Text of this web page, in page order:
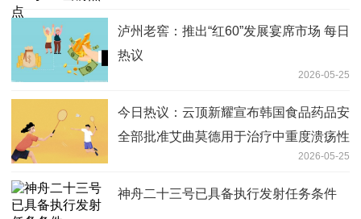
泸州老窖：推出“红60”发展宴席市场 每日
热议
2026-05-25
今日热议：云顶新耀宣布韩国食品药品安
全部批准艾曲莫德用于治疗中重度溃疡性
2026-05-25
神舟二十三号已具备执行发射任务条件